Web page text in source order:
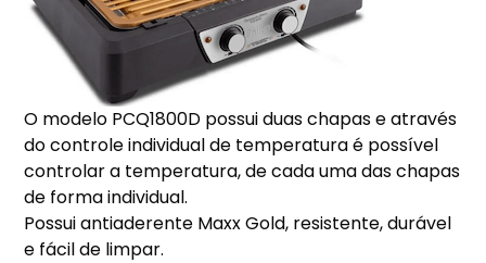
O modelo PCQ1800D possui duas chapas e através
do controle individual de temperatura é possível
controlar a temperatura, de cada uma das chapas
de forma individual.
Possui antiaderente Maxx Gold, resistente, durável
e fácil de limpar.